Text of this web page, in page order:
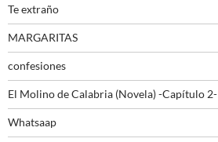
Te extraño
MARGARITAS
confesiones
El Molino de Calabria (Novela) -Capítulo 2-
Whatsaap